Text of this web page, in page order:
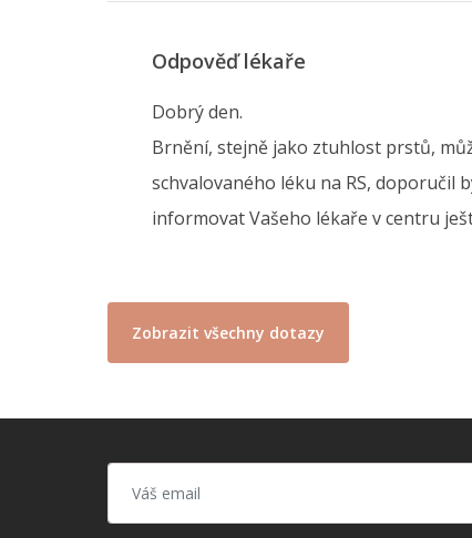
Odpověď lékaře
Dobrý den.
Brnění, stejně jako ztuhlost prstů,
schvalovaného léku na RS, doporučil
informovat Vašeho lékaře v centru
Zobrazit všechny dotazy